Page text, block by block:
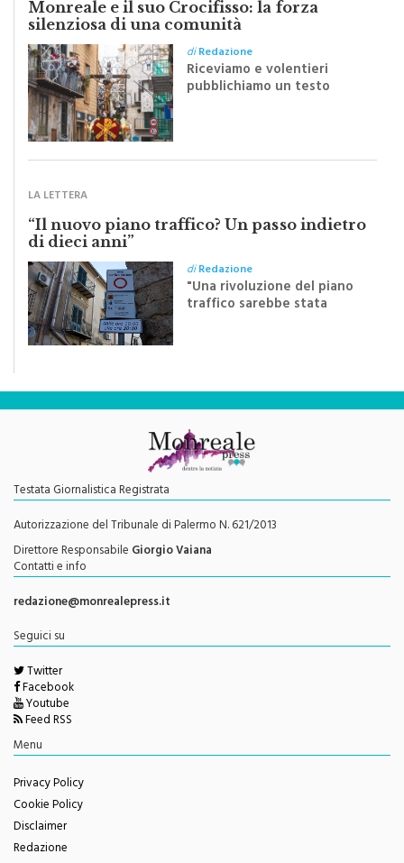
Monreale e il suo Crocifisso: la forza
silenziosa di una comunità
diRedazione
Riceviamo e volentieri
pubblichiamo un testo
Festa del Santissimo
LA LETTERA
“Il nuovo piano traffico? Un passo indietro
di dieci anni”
diRedazione
"Una rivoluzione del piano
traffico sarebbe stata
Testata Giornalistica Registrata
Autorizzazione del Tribunale di Palermo N. 621/2013
Direttore Responsabile Giorgio Vaiana
Contatti e info
redazione@monrealepress.it
Seguici su
Twitter
Facebook
Youtube
Feed RSS
Menu
Privacy Policy
Cookie Policy
Disclaimer
Redazione